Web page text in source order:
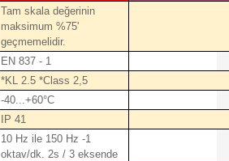
Tam skala değerinin
maksimum %75'
geçmemelidir.
EN 837 - 1
*KL 2.5 *Class 2,5
-40...+60°C
IP 41
10 Hz ile 150 Hz -1
oktav/dk. 2s / 3 eksende